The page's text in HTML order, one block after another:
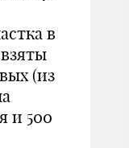
в
(из
и 500